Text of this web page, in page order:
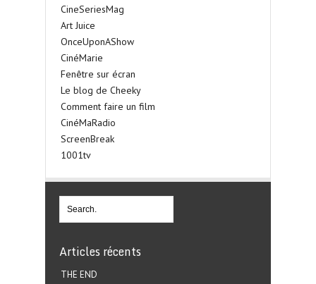
CineSeriesMag
Art Juice
OnceUponAShow
CinéMarie
Fenêtre sur écran
Le blog de Cheeky
Comment faire un film
CinéMaRadio
ScreenBreak
1001tv
Articles récents
THE END